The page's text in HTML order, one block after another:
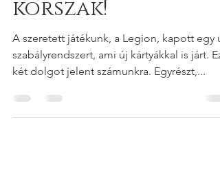
korszak!
A szeretett játékunk, a Legion, kapott egy új
szabályrendszert, ami új kártyákkal is járt. Ez
két dolgot jelent számunkra. Egyrészt,...